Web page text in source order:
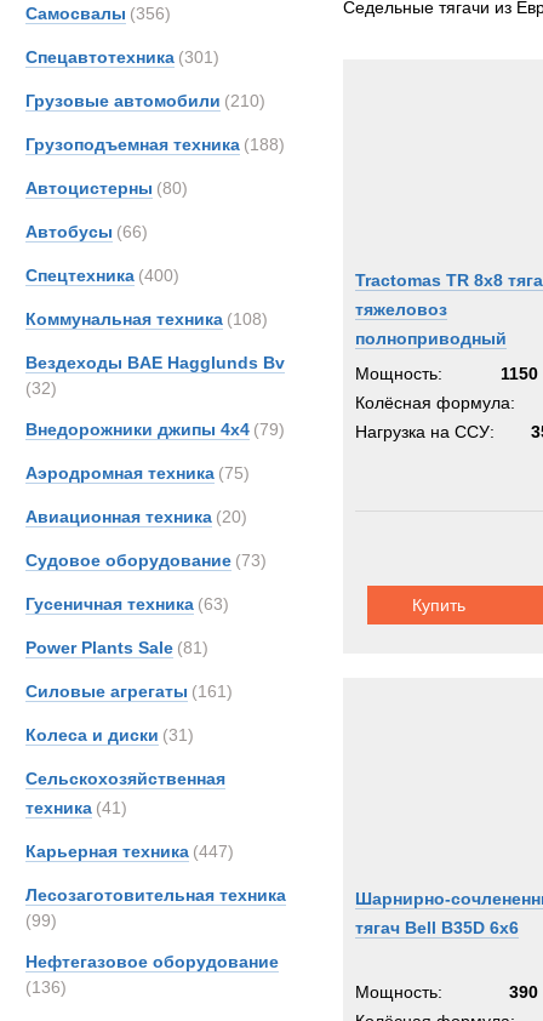
Самосвалы (356)
Спецавтотехника (301)
Грузовые автомобили (210)
Грузоподъемная техника (188)
Автоцистерны (80)
Автобусы (66)
Спецтехника (400)
Коммунальная техника (108)
Вездеходы BAE Hagglunds Bv
(32)
Внедорожники джипы 4х4 (79)
Аэродромная техника (75)
Авиационная техника (20)
Судовое оборудование (73)
Гусеничная техника (63)
Power Plants Sale (81)
Силовые агрегаты (161)
Колеса и диски (31)
Сельскохозяйственная
техника (41)
Карьерная техника (447)
Лесозаготовительная техника
(99)
Нефтегазовое оборудование
(136)
MAN
МАЗ
Седельные тягачи из
Tractomas TR 8x8
тяжеловоз
полноприводный
Мощность:
Колёсная формула:
Нагрузка на ССУ:
Купить
Шарнирно-
тягач Bell B35D 6x6
Мощность:
390